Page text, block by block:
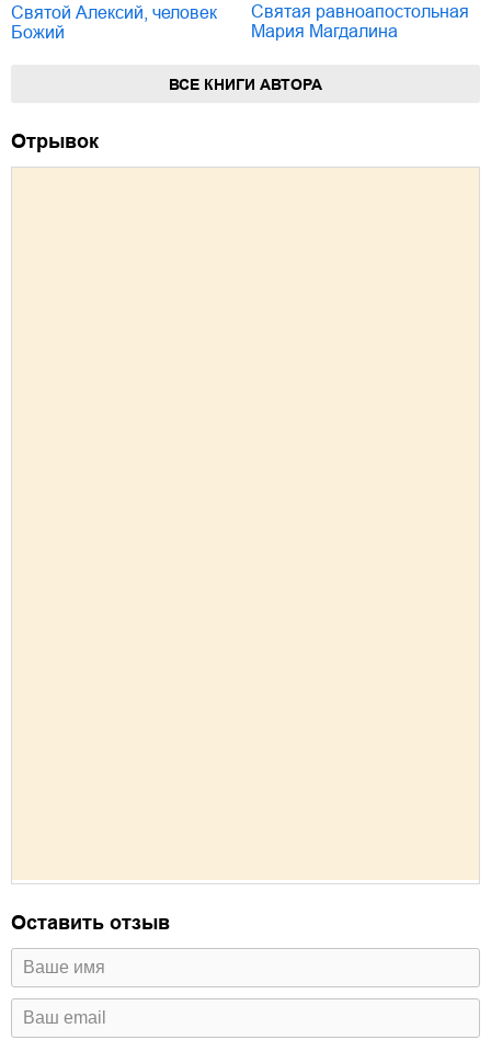
Святой Алексий, человек
Божий
Святая равноапостольная
Мария Магдалина
ВСЕ КНИГИ АВТОРА
Отрывок
Оставить отзыв